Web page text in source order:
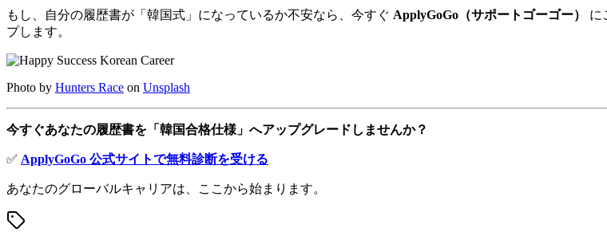
もし、自分の履歴書が「韓国式」になっているか不安なら、今すぐ ​ ApplyGoGo（サポートゴーゴー）
に
プします。
Photo by Hunters Race on Unsplash
今すぐあなたの履歴書を「韓国合格仕様」へアップグレードしませんか？
✅ ApplyGoGo 公式サイトで無料診断を受ける
あなたのグローバルキャリアは、ここから始まります。